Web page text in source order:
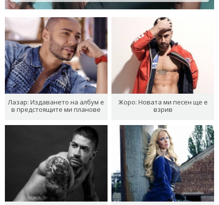
Лазар: Издаването на албум е
в предстоящите ми планове
Жоро: Новата ми песен ще е
взрив